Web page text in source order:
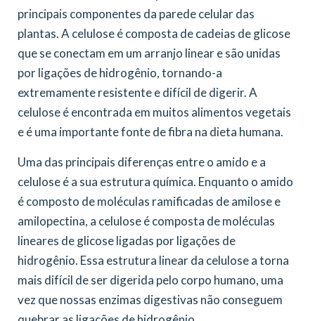
principais componentes da parede celular das
plantas. A celulose é composta de cadeias de glicose
que se conectam em um arranjo linear e são unidas
por ligações de hidrogênio, tornando-a
extremamente resistente e difícil de digerir. A
celulose é encontrada em muitos alimentos vegetais
e é uma importante fonte de fibra na dieta humana.
Uma das principais diferenças entre o amido e a
celulose é a sua estrutura química. Enquanto o amido
é composto de moléculas ramificadas de amilose e
amilopectina, a celulose é composta de moléculas
lineares de glicose ligadas por ligações de
hidrogênio. Essa estrutura linear da celulose a torna
mais difícil de ser digerida pelo corpo humano, uma
vez que nossas enzimas digestivas não conseguem